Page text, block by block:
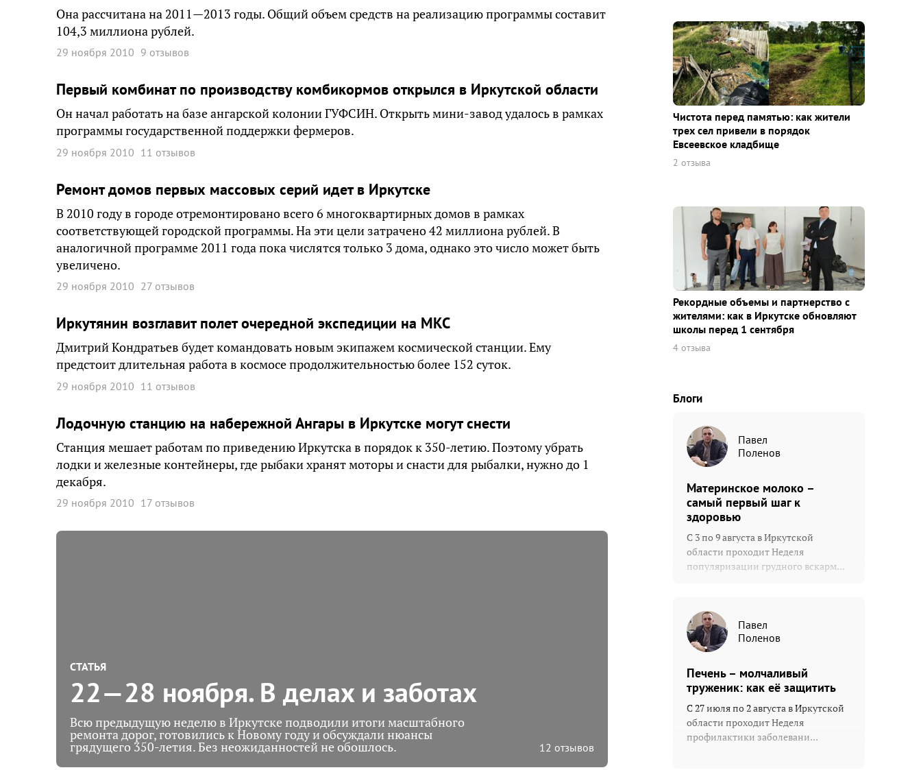
Она рассчитана на 2011—2013 годы. Общий объем средств на реализацию программы составит
104,3 миллиона рублей.
29 ноября 2010 9 отзывов
Первый комбинат по производству комбикормов открылся в Иркутской области
Он начал работать на базе ангарской колонии ГУФСИН. Открыть мини-завод удалось в рамках
программы государственной поддержки фермеров.
29 ноября 2010 11 отзывов
Ремонт домов первых массовых серий идет в Иркутске
В 2010 году в городе отремонтировано всего 6 многоквартирных домов в рамках
соответствующей городской программы. На эти цели затрачено 42 миллиона рублей. В
аналогичной программе 2011 года пока числятся только 3 дома, однако это число может быть
увеличено.
29 ноября 2010 27 отзывов
Иркутянин возглавит полет очередной экспедиции на МКС
Дмитрий Кондратьев будет командовать новым экипажем космической станции. Ему
предстоит длительная работа в космосе продолжительностью более 152 суток.
29 ноября 2010 11 отзывов
Лодочную станцию на набережной Ангары в Иркутске могут снести
Станция мешает работам по приведению Иркутска в порядок к 350-летию. Поэтому убрать
лодки и железные контейнеры, где рыбаки хранят моторы и снасти для рыбалки, нужно до 1
декабря.
29 ноября 2010 17 отзывов
СТАТЬЯ
22—28 ноября. В делах и заботах
Всю предыдущую неделю в Иркутске подводили итоги масштабного
ремонта дорог, готовились к Новому году и обсуждали нюансы
грядущего 350-летия. Без неожиданностей не обошлось. 12 отзывов
Чистота перед памятью: как жители
трех сел привели в порядок
Евсеевское кладбище
2 отзыва
Рекордные объемы и партнерство с
жителями: как в Иркутске обновляют
школы перед 1 сентября
4 отзыва
Блоги
Павел
Поленов
Материнское молоко –
самый первый шаг к
здоровью
С 3 по 9 августа в Иркутской
области проходит Неделя
популяризации грудного вскарм...
Павел
Поленов
Печень – молчаливый
труженик: как её защитить
С 27 июля по 2 августа в Иркутской
области проходит Неделя
профилактики заболевани...